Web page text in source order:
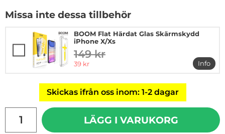
Missa inte dessa tillbehör
BOOM Flat Härdat Glas Skärmskydd
iPhone X/Xs
tidigare pris
149 kr
rea pris
39 kr
Info
mer
Skickas ifrån oss inom: 1-2 dagar
LÄGG I VARUKORG